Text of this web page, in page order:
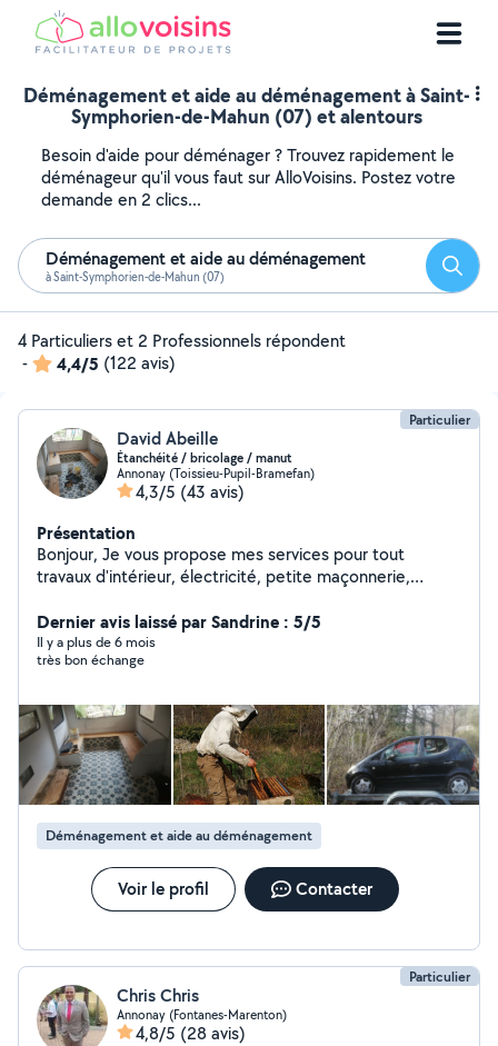
Déménagement et aide au déménagement à Saint-
Symphorien-de-Mahun (07) et alentours
Besoin d'aide pour déménager ? Trouvez rapidement le
déménageur qu'il vous faut sur AlloVoisins. Postez votre
demande en 2 clics...
Déménagement et aide au déménagement
à Saint-Symphorien-de-Mahun (07)
4 Particuliers et 2 Professionnels répondent
-
4,4/5 (122 avis)
Particulier
David Abeille
Étanchéité / bricolage / manut
Annonay (Toissieu-Pupil-Bramefan)
4,3/5 (43 avis)
Présentation
Bonjour, Je vous propose mes services pour tout
travaux d'intérieur, électricité, petite maçonnerie,
offre mes services de manutentions, débarras ( maison,
cave, grenier, grange , hangar, entrepôt..) etc.. Je
propose aussi l'entretien d'espaces verts, la pose de
naturelle. Efficace et soigné, je me ferai le plaisir de
vous aider à réaliser votre projet. Accepte les Cesu.
Vous pouvez me contacter pour tout renseignements
complémentaires . Merci.
Dernier avis laissé par Sandrine : 5/5
Il y a plus de 6 mois
très bon échange
Déménagement et aide au déménagement
Voir le profil Contacter
Particulier
Chris Chris
Annonay (Fontanes-Marenton)
4,8/5 (28 avis)